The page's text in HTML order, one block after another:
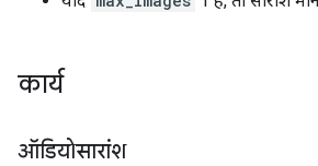
कार्य
ऑडियोसारांश